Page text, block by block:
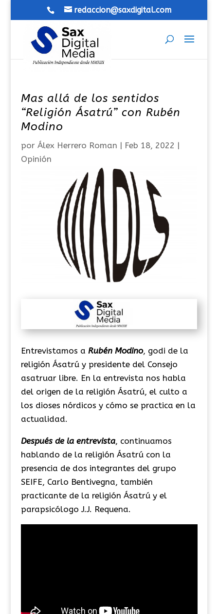
redaccion@saxdigital.com
Mas allá de los sentidos
“Religión Ásatrú” con Rubén
Modino
por Álex Herrero Roman | Feb 18, 2022 |
Opinión
Entrevistamos a Rubén Modino, godi de la
religión Ásatrú y presidente del Consejo
asatruar libre. En la entrevista nos habla
del origen de la religión Ásatrú, el culto a
los dioses nórdicos y cómo se practica en la
actualidad.
Después de la entrevista, continuamos
hablando de la religión Ásatrú con la
presencia de dos integrantes del grupo
SEIFE, Carlo Bentivegna, también
practicante de la religión Ásatrú y el
parapsicólogo J.J. Requena.